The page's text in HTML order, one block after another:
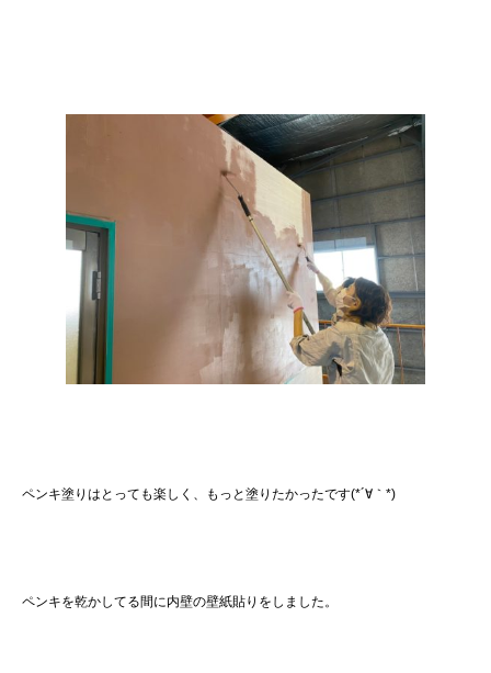
ペンキ塗りはとっても楽しく、もっと塗りたかったです(*´∀｀*)
ペンキを乾かしてる間に内壁の壁紙貼りをしました。